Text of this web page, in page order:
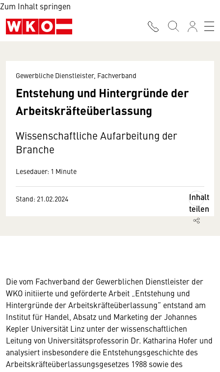
Zum Inhalt springen
Gewerbliche Dienstleister, Fachverband
Entstehung und Hintergründe der
Arbeitskräfteüberlassung
Wissenschaftliche Aufarbeitung der
Branche
Lesedauer: 1 Minute
Stand: 21.02.2024
Inhalt
teilen
Die vom Fachverband der Gewerblichen Dienstleister der
WKO initiierte und geförderte Arbeit „Entstehung und
Hintergründe der Arbeitskräfteüberlassung” entstand am
Institut für Handel, Absatz und Marketing der Johannes
Kepler Universität Linz unter der wissenschaftlichen
Leitung von Universitätsprofessorin Dr. Katharina Hofer und
analysiert insbesondere die Entstehungsgeschichte des
Arbeitskräfteüberlassungsgesetzes 1988 sowie des